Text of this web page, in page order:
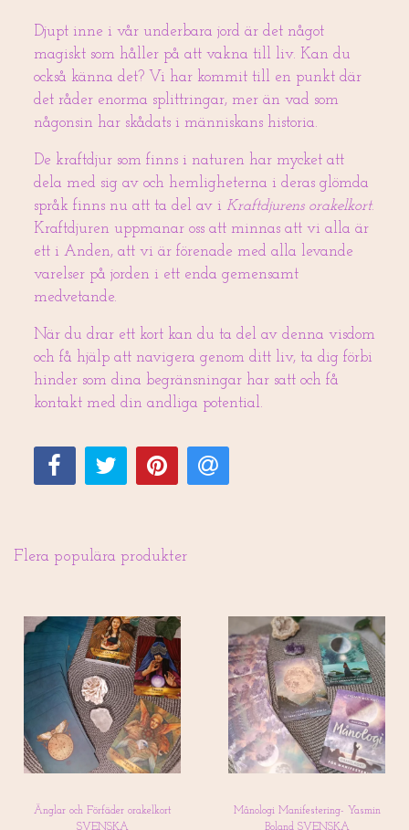
Djupt inne i vår underbara jord är det något
magiskt som håller på att vakna till liv. Kan du
också känna det? Vi har kommit till en punkt där
det råder enorma splittringar, mer än vad som
någonsin har skådats i människans historia.
De kraftdjur som finns i naturen har mycket att
dela med sig av och hemligheterna i deras glömda
språk finns nu att ta del av i Kraftdjurens orakelkort.
Kraftdjuren uppmanar oss att minnas att vi alla är
ett i Anden, att vi är förenade med alla levande
varelser på jorden i ett enda gemensamt
medvetande.
När du drar ett kort kan du ta del av denna visdom
och få hjälp att navigera genom ditt liv, ta dig förbi
hinder som dina begränsningar har satt och få
kontakt med din andliga potential.
Flera populära produkter
Änglar och Förfäder orakelkort
SVENSKA
Månologi Manifestering- Yasmin
Boland SVENSKA